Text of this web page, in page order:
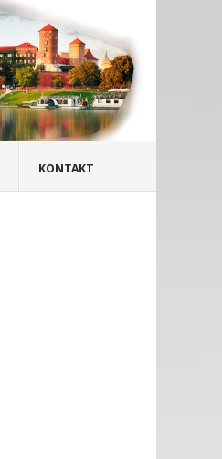
KONTAKT